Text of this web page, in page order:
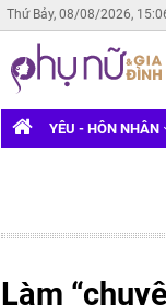
Thứ Bảy, 08/08/2026,
YÊU - HÔN NHÂN
Làm